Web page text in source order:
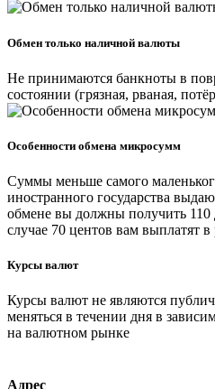
Обмен только наличной валюты
Не принимаются банкноты в
состоянии (грязная, рваная,
Особенности обмена микросумм
Суммы меньше самого
иностранного государства
обмене вы должны получить 110
случае 70 центов вам выплатят
Курсы валют
Курсы валют не являются
меняться в течении дня в
на валютном рынке
Адрес